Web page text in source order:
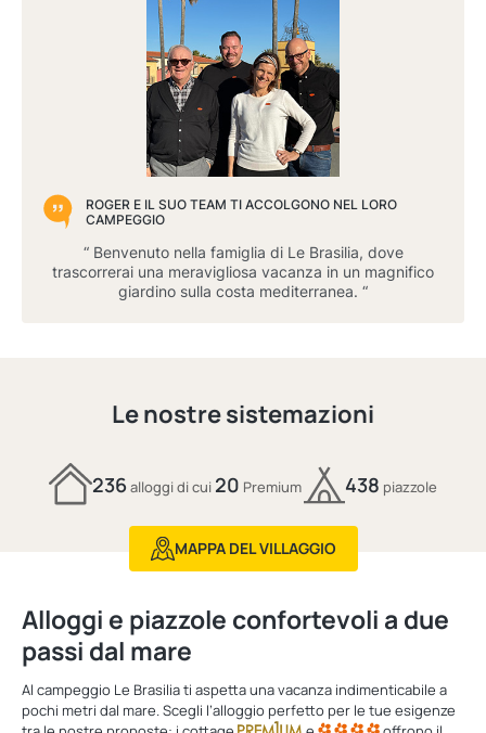
ROGER E IL SUO TEAM TI ACCOLGONO NEL LORO
CAMPEGGIO
“ Benvenuto nella famiglia di Le Brasilia, dove
trascorrerai una meravigliosa vacanza in un magnifico
giardino sulla costa mediterranea. “
Le nostre sistemazioni
236alloggi di cui 20 Premium 438 piazzole
MAPPA DEL VILLAGGIO
Alloggi e piazzole confortevoli a due
passi dal mare
Al campeggio Le Brasilia ti aspetta una vacanza indimenticabile a
pochi metri dal mare. Scegli l’alloggio perfetto per le tue esigenze